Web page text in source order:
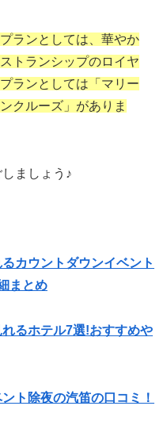
ランとしては、華やか
トランシップのロイヤ
ランとしては「マリー
クルーズ」がありま
ましょう♪
カウントダウンイベント
まとめ
るホテル7選!おすすめや
ト除夜の汽笛の口コミ！